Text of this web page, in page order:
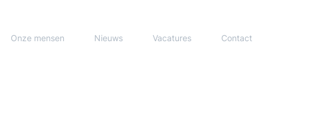
Onze mensen Nieuws Vacatures Contact